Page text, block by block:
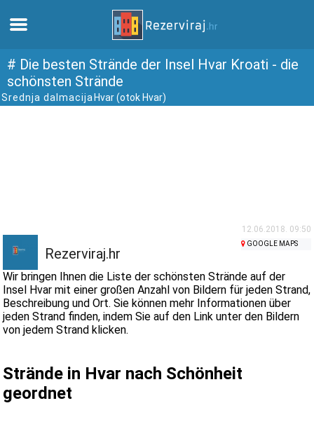
Zuhause
Apartments
Treffen Sie Kroatien
museen
# Die besten Strände der Insel Hvar Kroati - die
schönsten Strände
Srednja dalmacija Hvar (otok Hvar)
12.06.2018. 09:50
Rezerviraj.hr
GOOGLE MAPS
Wir bringen Ihnen die Liste der schönsten Strände auf der
Insel Hvar mit einer großen Anzahl von Bildern für jeden Strand,
Beschreibung und Ort. Sie können mehr Informationen über
jeden Strand finden, indem Sie auf den Link unter den Bildern
von jedem Strand klicken.
Strände in Hvar nach Schönheit
geordnet